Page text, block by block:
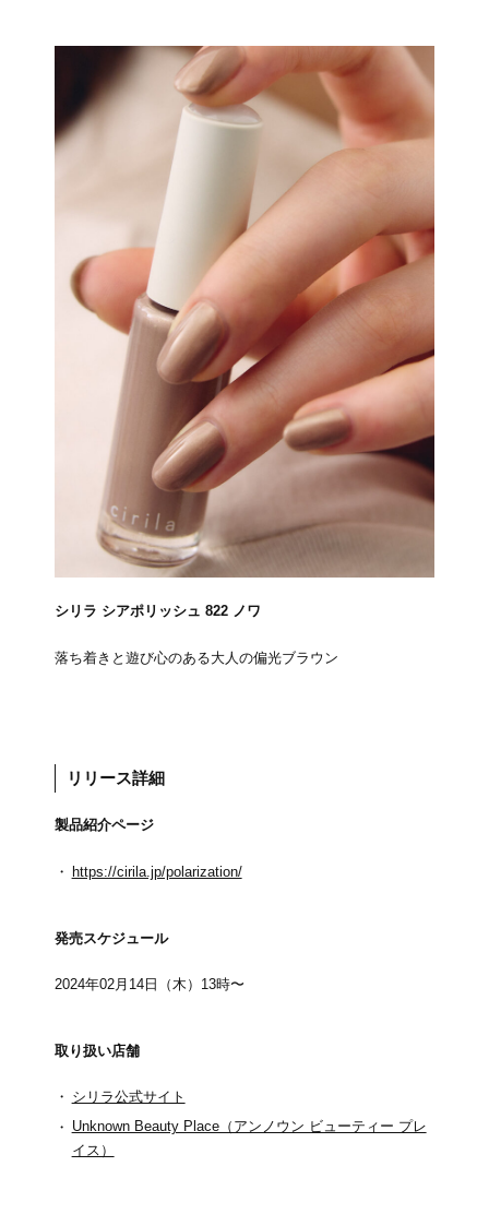
シリラ シアポリッシュ 822 ノワ
落ち着きと遊び心のある大人の偏光ブラウン
リリース詳細
製品紹介ページ
https://cirila.jp/polarization/
発売スケジュール
2024年02月14日（木）13時〜
取り扱い店舗
シリラ公式サイト
Unknown Beauty Place（アンノウン ビューティー プレ
イス）